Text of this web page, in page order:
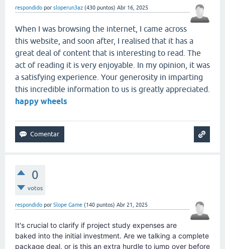
respondido por sloperun3az (430 puntos) Abr 16, 2025
When I was browsing the internet, I came across
this website, and soon after, I realised that it has a
great deal of content that is interesting to read. The
act of reading it is very enjoyable. In my opinion, it was
a satisfying experience. Your generosity in imparting
this incredible information to us is greatly appreciated.
happy wheels
0
votos
respondido por Slope Game (140 puntos) Abr 21, 2025
It's crucial to clarify if project study expenses are
baked into the initial investment. Are we talking a complete
package deal, or is this an extra hurdle to jump over before